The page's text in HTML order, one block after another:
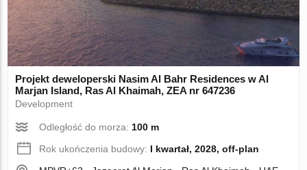
Projekt deweloperski Nasim Al Bahr Residences w Al
Marjan Island, Ras Al Khaimah, ZEA nr 647236
Development
Odległość do morza: 100 m
Rok ukończenia budowy: I kwartał, 2028, off-plan